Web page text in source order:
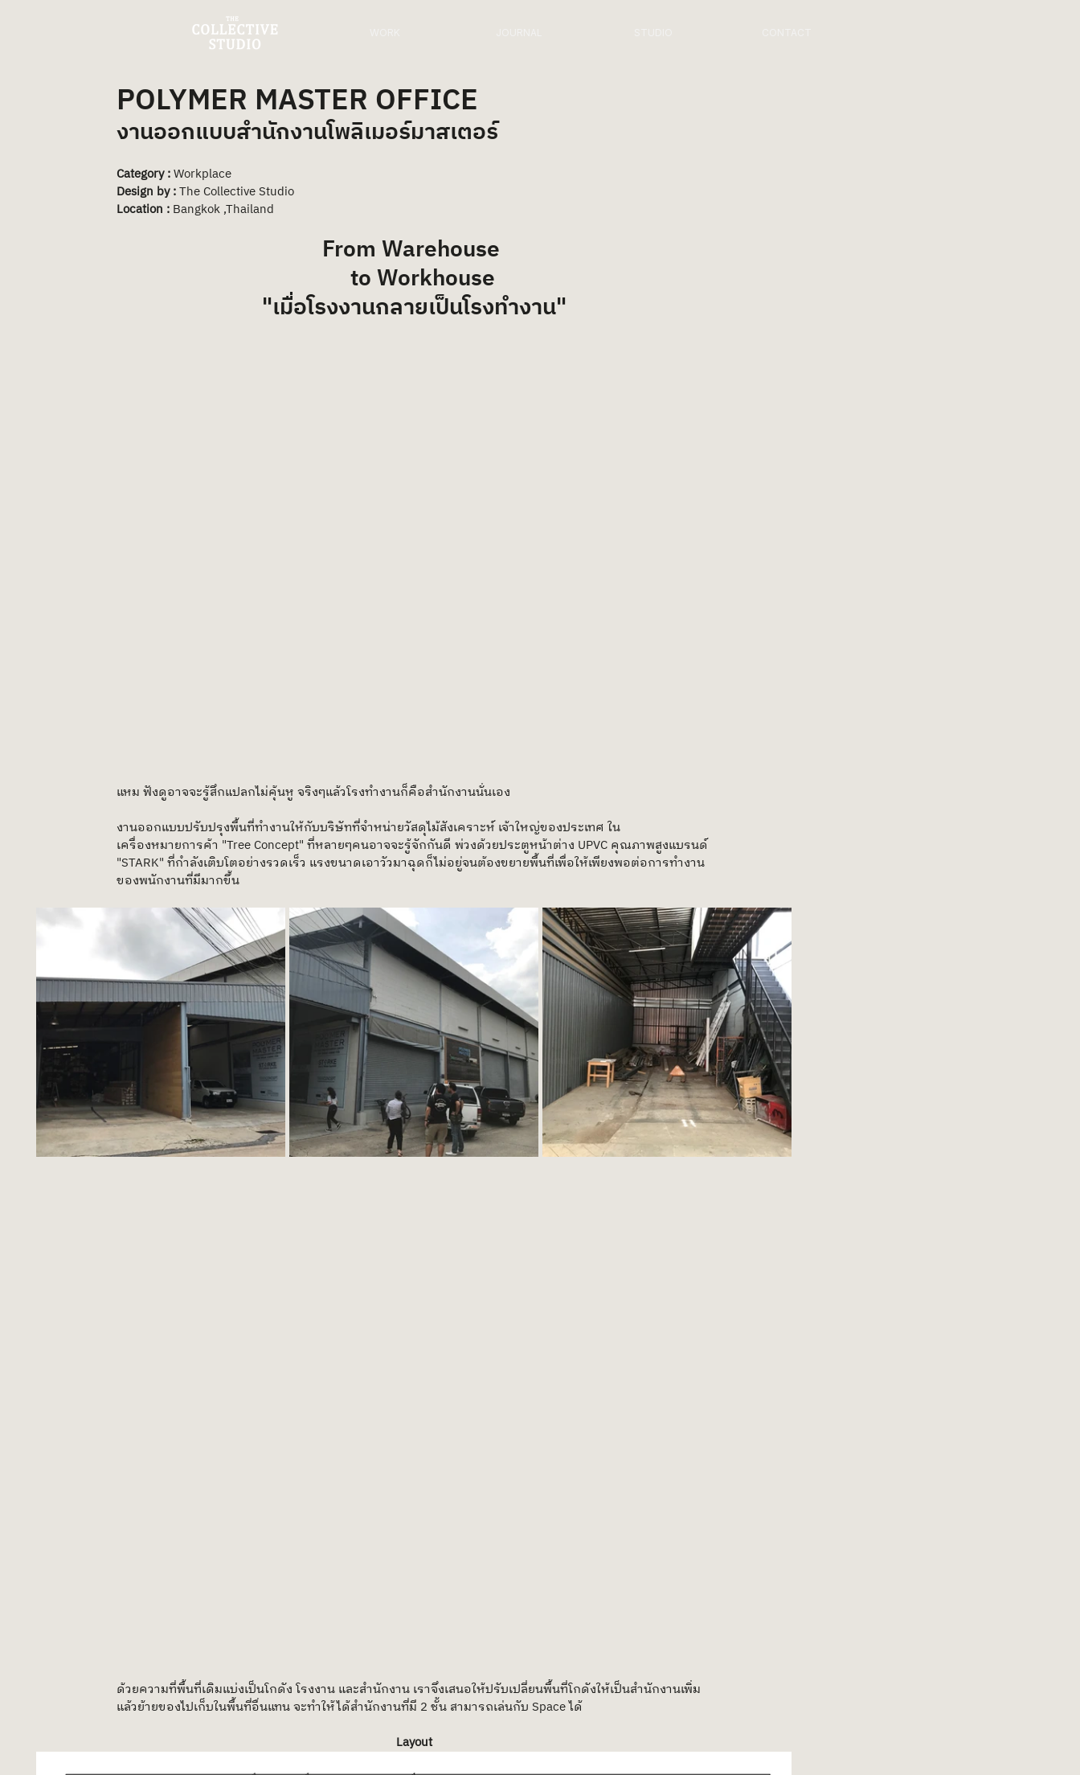
POLYMER MASTER OFFICE
งานออกแบบสำนักงานโพลิเมอร์มาสเตอร์
Category : Workplace
Design by : The Collective Studio
Location : Bangkok ,Thailand
From Warehouse
   to Workhouse
"เมื่อโรงงานกลายเป็นโรงทำงาน"
แหม ฟังดูอาจจะรู้สึกแปลกไม่คุ้นหู จริงๆแล้วโรงทำงานก็คือสำนักงานนั่นเอง
งานออกแบบปรับปรุงพื้นที่ทำงานให้กับบริษัทที่จำหน่ายวัสดุไม้สังเคราะห์ เจ้าใหญ่ของประเทศ ใน
เครื่องหมายการค้า "Tree Concept" ที่หลายๆคนอาจจะรู้จักกันดี พ่วงด้วยประตูหน้าต่าง UPVC คุณภาพสูงแบรนด์
"STARK" ที่กำลังเติบโตอย่างรวดเร็ว แรงขนาดเอาวัวมาฉุดก็ไม่อยู่จนต้องขยายพื้นที่เพื่อให้เพียงพอต่อการทำงาน
ของพนักงานที่มีมากขึ้น
ด้วยความที่พื้นที่เดิมแบ่งเป็นโกดัง โรงงาน และสำนักงาน เราจึงเสนอให้ปรับเปลี่ยนพื้นที่โกดังให้เป็นสำนักงานเพิ่ม
แล้วย้ายของไปเก็บในพื้นที่อื่นแทน จะทำให้ได้สำนักงานที่มี 2 ชั้น สามารถเล่นกับ Space ได้
Layout